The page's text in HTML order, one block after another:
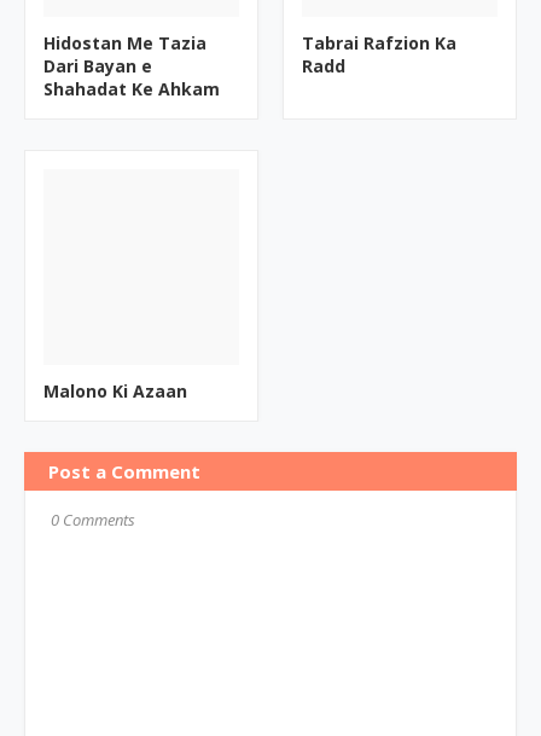
Hidostan Me Tazia
Dari Bayan e
Shahadat Ke Ahkam
Tabrai Rafzion Ka
Radd
Malono Ki Azaan
Post a Comment
0 Comments